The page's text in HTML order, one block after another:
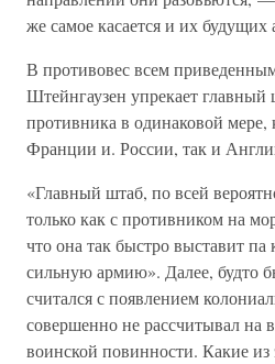
же самое касается и их будущих
В противовес всем
Штейнгаузен упрекает главный
противника в одинаковой
Франции и. России, так и
«Главный штаб, по всей
только как с противником на
что она так быстро выставит па
сильную армию». Далее, будто
считался с появлением
совершенно не рассчитывал на
воинской повинности. Какие из